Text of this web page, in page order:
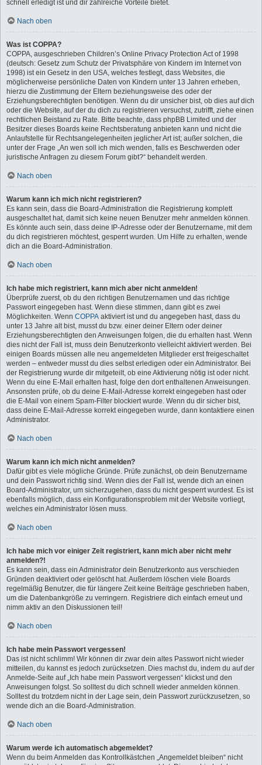
schnell erledigt ist und dir zahlreiche Vorteile bietet.
Nach oben
Was ist COPPA?
COPPA, ausgeschrieben Children’s Online Privacy Protection Act of 1998
(deutsch: Gesetz zum Schutz der Privatsphäre von Kindern im Internet von
1998) ist ein Gesetz in den USA, welches festlegt, dass Websites, die
möglicherweise persönliche Daten von Kindern unter 13 Jahren erheben,
hierzu die Zustimmung der Eltern beziehungsweise des oder der
Erziehungsberechtigten benötigen. Wenn du dir unsicher bist, ob dies auf dich
oder die Website, auf der du dich zu registrieren versuchst, zutrifft, ziehe einen
rechtlichen Beistand zu Rate. Bitte beachte, dass phpBB Limited und der
Besitzer dieses Boards keine Rechtsberatung anbieten kann und nicht die
Anlaufstelle für Rechtsangelegenheiten jeglicher Art ist; außer solchen, die
unter der Frage „An wen soll ich mich wenden, falls es Beschwerden oder
juristische Anfragen zu diesem Forum gibt?“ behandelt werden.
Nach oben
Warum kann ich mich nicht registrieren?
Es kann sein, dass die Board-Administration die Registrierung komplett
ausgeschaltet hat, damit sich keine neuen Benutzer mehr anmelden können.
Es könnte auch sein, dass deine IP-Adresse oder der Benutzername, mit dem
du dich registrieren möchtest, gesperrt wurden. Um Hilfe zu erhalten, wende
dich an die Board-Administration.
Nach oben
Ich habe mich registriert, kann mich aber nicht anmelden!
Überprüfe zuerst, ob du den richtigen Benutzernamen und das richtige
Passwort eingegeben hast. Wenn diese stimmen, dann gibt es zwei
Möglichkeiten. Wenn COPPA aktiviert ist und du angegeben hast, dass du
unter 13 Jahre alt bist, musst du bzw. einer deiner Eltern oder deiner
Erziehungsberechtigten den Anweisungen folgen, die du erhalten hast. Wenn
dies nicht der Fall ist, muss dein Benutzerkonto vielleicht aktiviert werden. Bei
einigen Boards müssen alle neu angemeldeten Mitglieder erst freigeschaltet
werden – entweder musst du dies selbst erledigen oder ein Administrator. Bei
der Registrierung wurde dir mitgeteilt, ob eine Aktivierung nötig ist oder nicht.
Wenn du eine E-Mail erhalten hast, folge den dort enthaltenen Anweisungen.
Ansonsten prüfe, ob du deine E-Mail-Adresse korrekt eingegeben hast oder
die E-Mail von einem Spam-Filter blockiert wurde. Wenn du dir sicher bist,
dass deine E-Mail-Adresse korrekt eingegeben wurde, dann kontaktiere einen
Administrator.
Nach oben
Warum kann ich mich nicht anmelden?
Dafür gibt es viele mögliche Gründe. Prüfe zunächst, ob dein Benutzername
und dein Passwort richtig sind. Wenn dies der Fall ist, wende dich an einen
Board-Administrator, um sicherzugehen, dass du nicht gesperrt wurdest. Es ist
ebenfalls möglich, dass ein Konfigurationsproblem mit der Website vorliegt,
welches ein Administrator lösen muss.
Nach oben
Ich habe mich vor einiger Zeit registriert, kann mich aber nicht mehr
anmelden?!
Es kann sein, dass ein Administrator dein Benutzerkonto aus verschieden
Gründen deaktiviert oder gelöscht hat. Außerdem löschen viele Boards
regelmäßig Benutzer, die für längere Zeit keine Beiträge geschrieben haben,
um die Datenbankgröße zu verringern. Registriere dich einfach erneut und
nimm aktiv an den Diskussionen teil!
Nach oben
Ich habe mein Passwort vergessen!
Das ist nicht schlimm! Wir können dir zwar dein altes Passwort nicht wieder
mitteilen, du kannst es jedoch zurücksetzen. Dies machst du, indem du auf der
Anmelde-Seite auf „Ich habe mein Passwort vergessen“ klickst und den
Anweisungen folgst. So solltest du dich schnell wieder anmelden können.
Solltest du trotzdem nicht in der Lage sein, dein Passwort zurückzusetzen, so
wende dich an die Board-Administration.
Nach oben
Warum werde ich automatisch abgemeldet?
Wenn du beim Anmelden das Kontrollkästchen „Angemeldet bleiben“ nicht